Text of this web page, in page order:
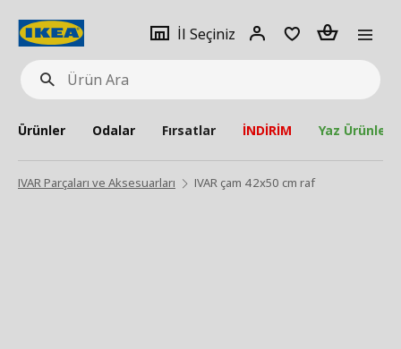
Ürün
Ara
İl Seçiniz
Giriş
Adet
Ürünler Odalar Fırsatlar İNDİRİM Yaz Ürünleri
IVAR Parçaları ve Aksesuarları IVAR çam 42x50 cm raf